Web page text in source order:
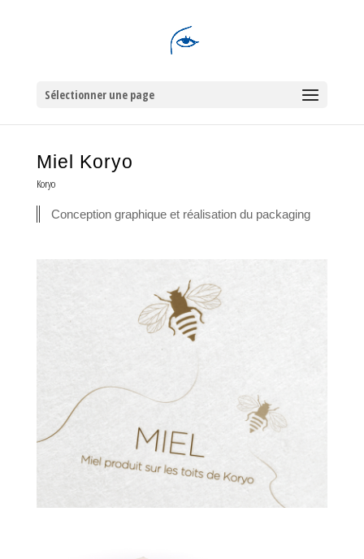
Sélectionner une page
Miel Koryo
Koryo
Conception graphique et réalisation du packaging